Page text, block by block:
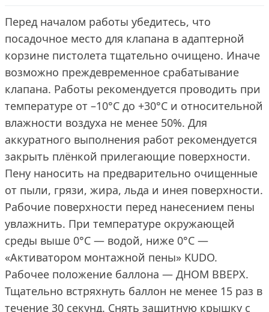
Перед началом работы убедитесь, что
посадочное место для клапана в адаптерной
корзине пистолета тщательно очищено. Иначе
возможно преждевременное срабатывание
клапана. Работы рекомендуется проводить при
температуре от –10°C до +30°C и относительной
влажности воздуха не менее 50%. Для
аккуратного выполнения работ рекомендуется
закрыть плёнкой прилегающие поверхности.
Пену наносить на предварительно очищенные
от пыли, грязи, жира, льда и инея поверхности.
Рабочие поверхности перед нанесением пены
увлажнить. При температуре окружающей
среды выше 0°C — водой, ниже 0°C —
«Активатором монтажной пены» KUDO.
Рабочее положение баллона — ДНОМ ВВЕРХ.
Тщательно встряхнуть баллон не менее 15 раз в
течение 30 секунд. Снять защитную крышку с